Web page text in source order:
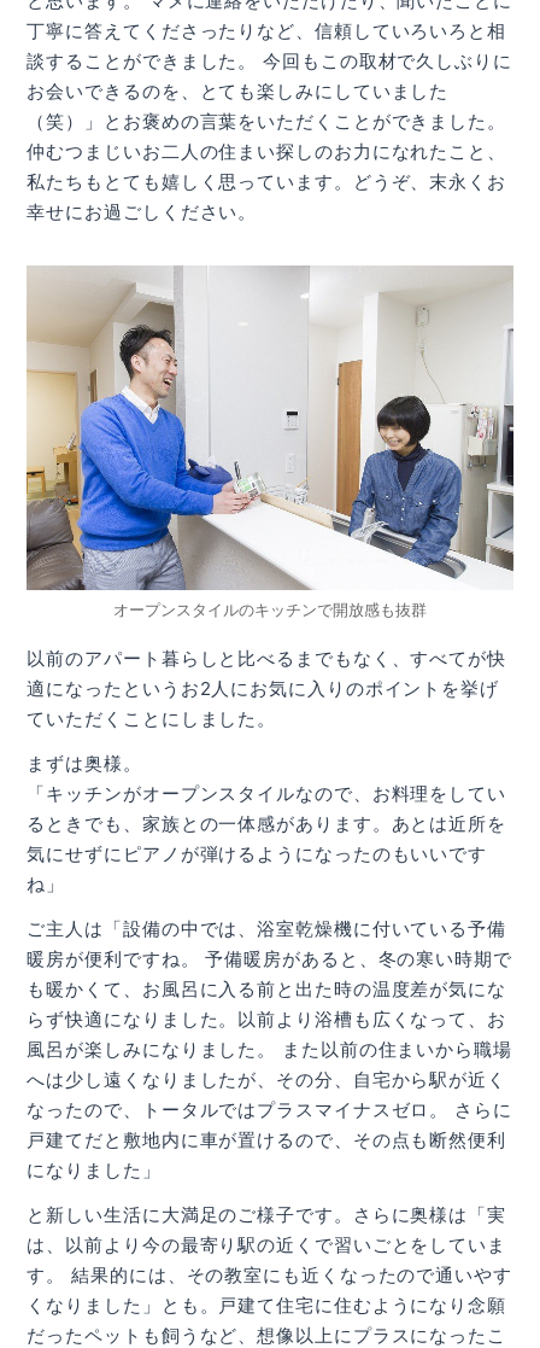
丁寧に答えてくださったりなど、信頼していろいろと相
談することができました。 今回もこの取材で久しぶりに
お会いできるのを、とても楽しみにしていました
（笑）」とお褒めの言葉をいただくことができました。
仲むつまじいお二人の住まい探しのお力になれたこと、
私たちもとても嬉しく思っています。どうぞ、末永くお
幸せにお過ごしください。
以前のアパート暮らしと比べるまでもなく、すべてが快
適になったというお2人にお気に入りのポイントを挙げ
ていただくことにしました。
まずは奥様。
「キッチンがオープンスタイルなので、お料理をしてい
るときでも、家族との一体感があります。あとは近所を
気にせずにピアノが弾けるようになったのもいいです
ね」
ご主人は「設備の中では、浴室乾燥機に付いている予備
暖房が便利ですね。 予備暖房があると、冬の寒い時期で
も暖かくて、お風呂に入る前と出た時の温度差が気にな
らず快適になりました。以前より浴槽も広くなって、お
風呂が楽しみになりました。 また以前の住まいから職場
へは少し遠くなりましたが、その分、自宅から駅が近く
なったので、トータルではプラスマイナスゼロ。 さらに
戸建てだと敷地内に車が置けるので、その点も断然便利
になりました」
と新しい生活に大満足のご様子です。さらに奥様は「実
は、以前より今の最寄り駅の近くで習いごとをしていま
す。 結果的には、その教室にも近くなったので通いやす
くなりました」とも。戸建て住宅に住むようになり念願
だったペットも飼うなど、想像以上にプラスになったこ
オープンスタイルのキッチンで開放感も抜群